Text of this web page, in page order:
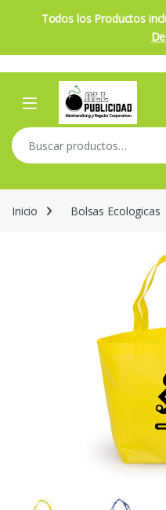
Todos los Productos
Skip to navigation
Skip to content
Open
Buscar por:
Inicio Bolsas Ecologicas